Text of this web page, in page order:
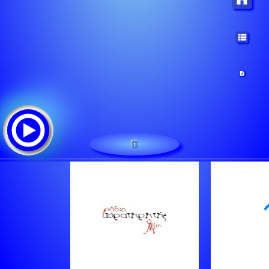
Lista de canciones:
1